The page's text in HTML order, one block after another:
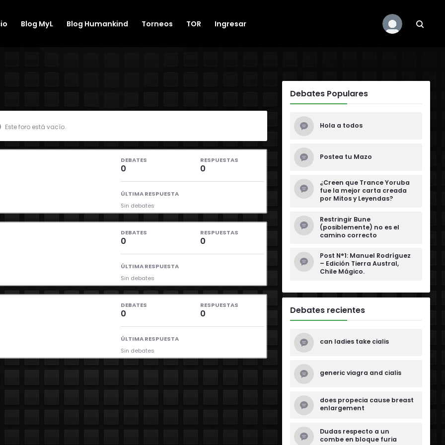
Blog MyL Blog Humankind Torneos TOR Ingresar
Este foro está vacío.
DEBATES
0
RESPUESTAS
0
ÚLTIMA RESPUESTA
Sin debates
DEBATES
0
RESPUESTAS
0
ÚLTIMA RESPUESTA
Sin debates
DEBATES
0
RESPUESTAS
0
ÚLTIMA RESPUESTA
Sin debates
Debates Populares
Hola a todos
Postea tu Mazo
¿Creen que Trance Yoruba
fue la mejor carta creada
por Mitos y Leyendas?
Restringir Bune
(posiblemente) no es el
camino correcto
Post N°1: Manuel Rodríguez
– Edición Tierra Austral,
Chile Mágico.
Debates recientes
can ladies take cialis
generic viagra and cialis
does propecia cause breast
enlargement
Dudas respecto a un
combe en bloque furia